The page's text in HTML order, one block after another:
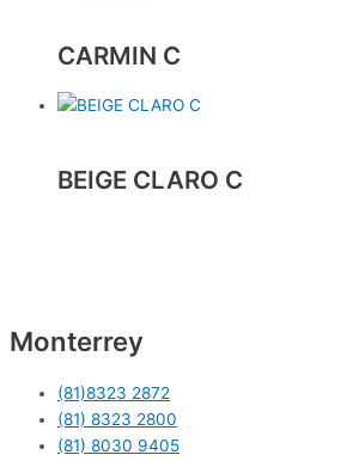
CARMIN C
BEIGE CLARO C
Monterrey
(81)8323 2872
(81) 8323 2800
(81) 8030 9405